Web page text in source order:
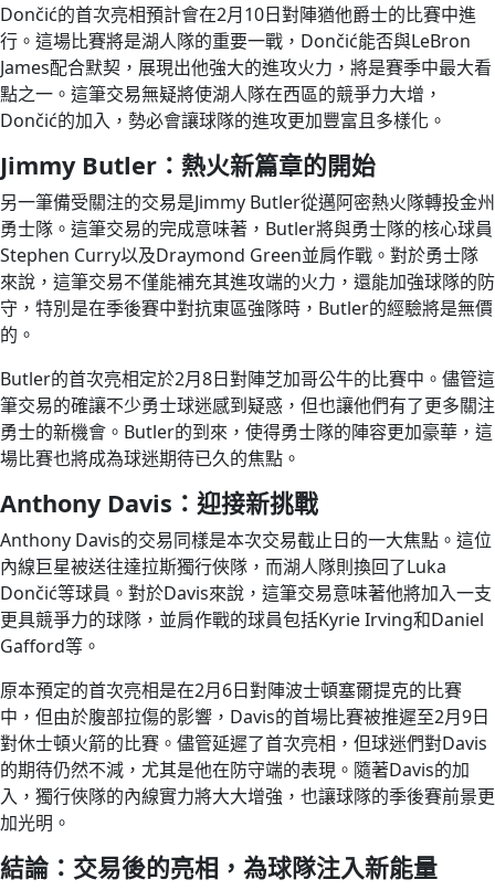
Dončić的首次亮相預計會在2月10日對陣猶他爵士的比賽中進
行。這場比賽將是湖人隊的重要一戰，Dončić能否與LeBron
James配合默契，展現出他強大的進攻火力，將是賽季中最大看
點之一。這筆交易無疑將使湖人隊在西區的競爭力大增，
Dončić的加入，勢必會讓球隊的進攻更加豐富且多樣化。
Jimmy Butler：熱火新篇章的開始
另一筆備受關注的交易是Jimmy Butler從邁阿密熱火隊轉投金州
勇士隊。這筆交易的完成意味著，Butler將與勇士隊的核心球員
Stephen Curry以及Draymond Green並肩作戰。對於勇士隊
來說，這筆交易不僅能補充其進攻端的火力，還能加強球隊的防
守，特別是在季後賽中對抗東區強隊時，Butler的經驗將是無價
的。
Butler的首次亮相定於2月8日對陣芝加哥公牛的比賽中。儘管這
筆交易的確讓不少勇士球迷感到疑惑，但也讓他們有了更多關注
勇士的新機會。Butler的到來，使得勇士隊的陣容更加豪華，這
場比賽也將成為球迷期待已久的焦點。
Anthony Davis：迎接新挑戰
Anthony Davis的交易同樣是本次交易截止日的一大焦點。這位
內線巨星被送往達拉斯獨行俠隊，而湖人隊則換回了Luka
Dončić等球員。對於Davis來說，這筆交易意味著他將加入一支
更具競爭力的球隊，並肩作戰的球員包括Kyrie Irving和Daniel
Gafford等。
原本預定的首次亮相是在2月6日對陣波士頓塞爾提克的比賽
中，但由於腹部拉傷的影響，Davis的首場比賽被推遲至2月9日
對休士頓火箭的比賽。儘管延遲了首次亮相，但球迷們對Davis
的期待仍然不減，尤其是他在防守端的表現。隨著Davis的加
入，獨行俠隊的內線實力將大大增強，也讓球隊的季後賽前景更
加光明。
結論：交易後的亮相，為球隊注入新能量